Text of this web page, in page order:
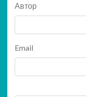
Автор
Email